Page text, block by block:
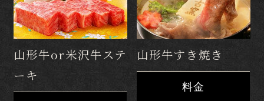
山形牛or米沢牛ステ
ーキ
山形牛すき焼き
料金